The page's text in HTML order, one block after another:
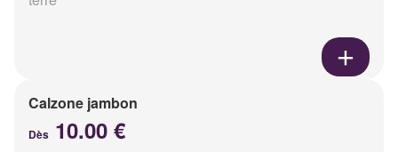
Calzone jambon
Dès 10.00 €